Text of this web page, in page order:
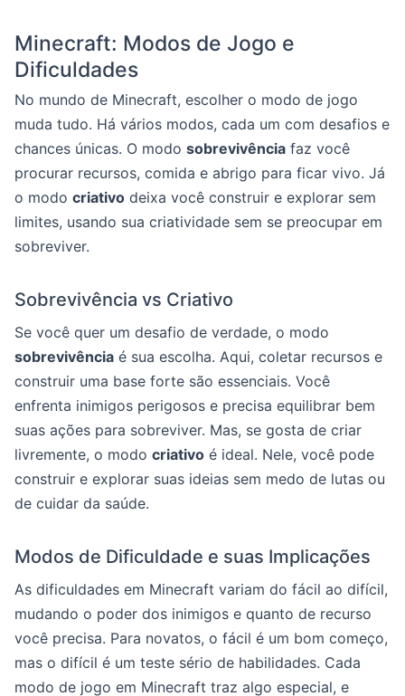
Minecraft: Modos de Jogo e
Dificuldades
No mundo de Minecraft, escolher o modo de jogo
muda tudo. Há vários modos, cada um com desafios e
chances únicas. O modo sobrevivência faz você
procurar recursos, comida e abrigo para ficar vivo. Já
o modo criativo deixa você construir e explorar sem
limites, usando sua criatividade sem se preocupar em
sobreviver.
Sobrevivência vs Criativo
Se você quer um desafio de verdade, o modo
sobrevivência é sua escolha. Aqui, coletar recursos e
construir uma base forte são essenciais. Você
enfrenta inimigos perigosos e precisa equilibrar bem
suas ações para sobreviver. Mas, se gosta de criar
livremente, o modo criativo é ideal. Nele, você pode
construir e explorar suas ideias sem medo de lutas ou
de cuidar da saúde.
Modos de Dificuldade e suas Implicações
As dificuldades em Minecraft variam do fácil ao difícil,
mudando o poder dos inimigos e quanto de recurso
você precisa. Para novatos, o fácil é um bom começo,
mas o difícil é um teste sério de habilidades. Cada
modo de jogo em Minecraft traz algo especial, e